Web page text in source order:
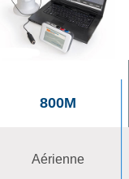
800M
Aérienne